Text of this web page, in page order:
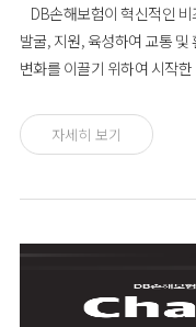
DB손해보험이 혁신적인
발굴, 지원, 육성하여 교통
변화를 이끌기 위하여 시작
원 규모의 사업비 지원과 역
수 있으며 챌린지 전 과정을
로 운영되고 있으며,온라인
후, [제출하기]란 혹은 이메
주시기 바랍니다.우리 사회
자세히 보기